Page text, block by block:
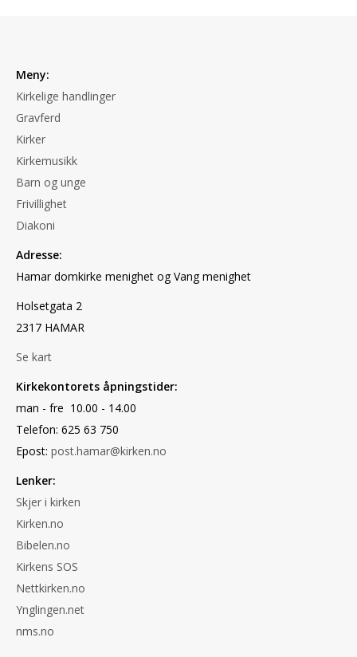
Meny:
Kirkelige handlinger
Gravferd
Kirker
Kirkemusikk
Barn og unge
Frivillighet
Diakoni
Adresse:
Hamar domkirke menighet og Vang menighet
Holsetgata 2
2317 HAMAR
Se kart
Kirkekontorets åpningstider:
man - fre 10.00 - 14.00
Telefon: 625 63 750
Epost: post.hamar@kirken.no
Lenker:
Skjer i kirken
Kirken.no
Bibelen.no
Kirkens SOS
Nettkirken.no
Ynglingen.net
nms.no